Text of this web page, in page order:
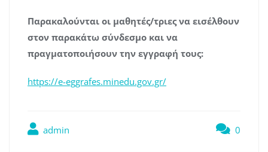
Παρακαλούνται οι μαθητές/τριες να εισέλθουν
στον παρακάτω σύνδεσμο και να
πραγματοποιήσουν την εγγραφή τους:
https://e-eggrafes.minedu.gov.gr/
admin 0